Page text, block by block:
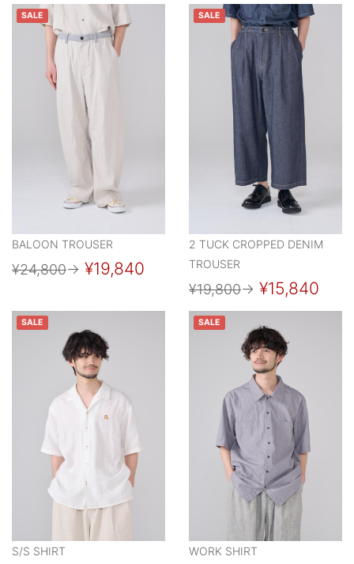
SALE
BALOON TROUSER
¥24,800→ ¥19,840
SALE
2 TUCK CROPPED DENIM
TROUSER
¥19,800→ ¥15,840
SALE
S/S SHIRT
SALE
WORK SHIRT